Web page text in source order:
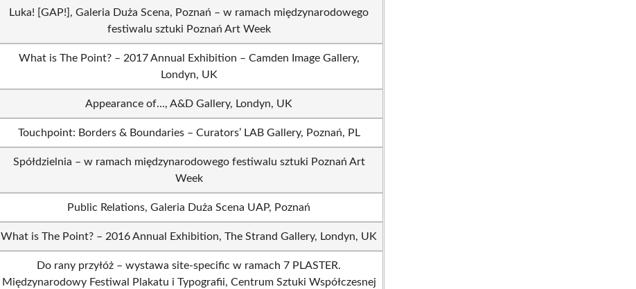
Luka! [GAP!], Galeria Duża Scena, Poznań – w ramach międzynarodowego
festiwalu sztuki Poznań Art Week
What is The Point? – 2017 Annual Exhibition – Camden Image Gallery,
Londyn, UK
Appearance of…, A&D Gallery, Londyn, UK
Touchpoint: Borders & Boundaries – Curators’ LAB Gallery, Poznań, PL
Spółdzielnia – w ramach międzynarodowego festiwalu sztuki Poznań Art
Week
Public Relations, Galeria Duża Scena UAP, Poznań
What is The Point? – 2016 Annual Exhibition, The Strand Gallery, Londyn, UK
Do rany przyłóż – wystawa site-specific w ramach 7 PLASTER.
Międzynarodowy Festiwal Plakatu i Typografii, Centrum Sztuki Współczesnej